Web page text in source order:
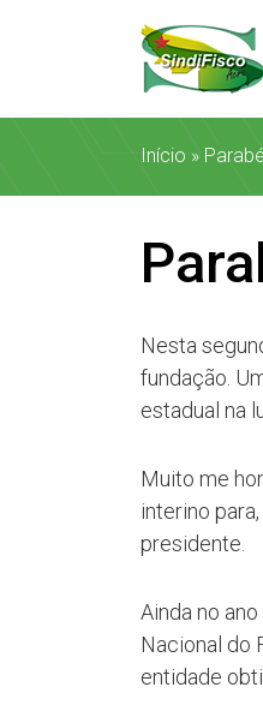
Início »
Nesta
fundação.
estadual na
Muito me
interino
presidente.
Ainda no
Nacional do
entidade